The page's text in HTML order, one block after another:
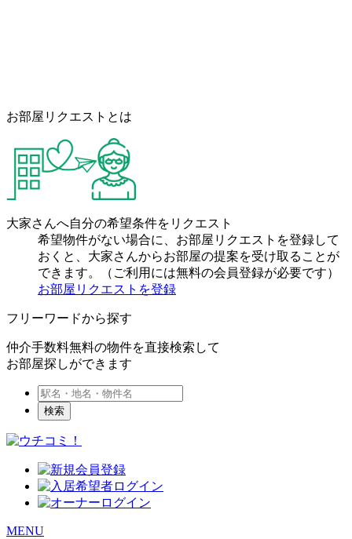
お部屋リクエストとは
大家さんへ自分の希望条件をリクエスト
希望物件がない場合に、お部屋リクエストを登録して
おくと、大家さんからお部屋の提案を受け取ることが
できます。（ご利用には無料の会員登録が必要です）
お部屋リクエストを登録
フリーワードから探す
仲介手数料無料の物件を直接検索して
お部屋探しができます
検索
MENU